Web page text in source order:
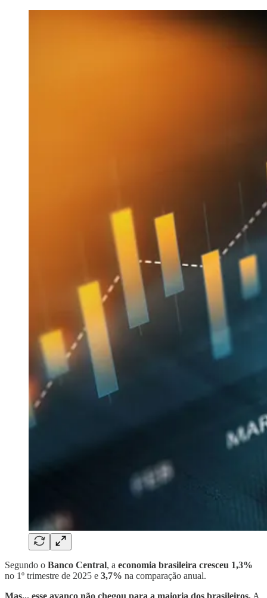
Segundo o Banco Central, a economia brasileira cresceu 1,3%
no 1º trimestre de 2025 e 3,7% na comparação anual.
Mas... esse avanço não chegou para a maioria dos brasileiros. A